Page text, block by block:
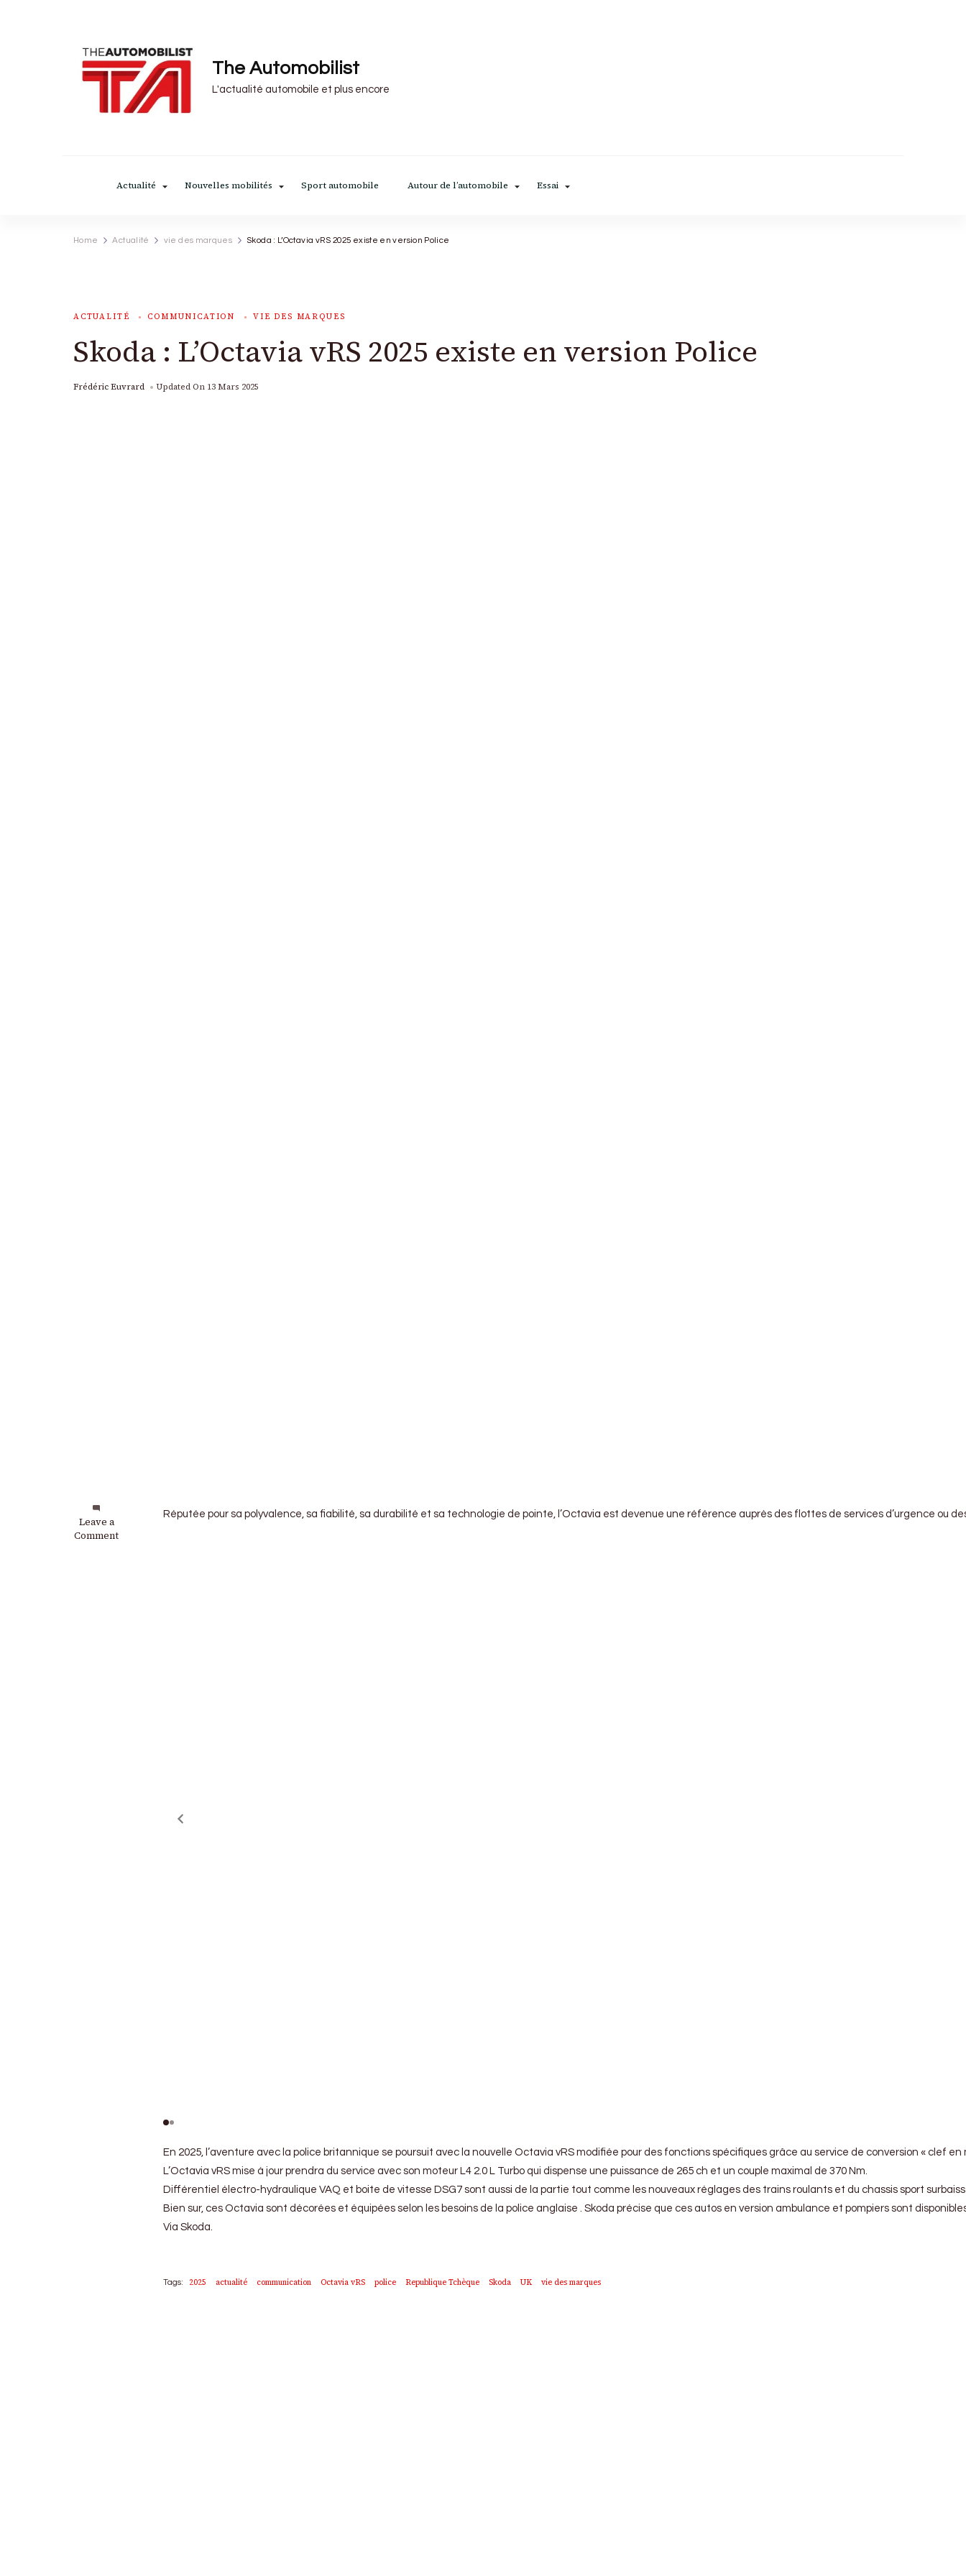
The Automobilist
L'actualité automobile et plus encore
Actualité Nouvelles mobilités Sport automobile Autour de l’automobile Essai
Home Actualité vie des marques Skoda : L’Octavia vRS 2025 existe en version Police
ACTUALITÉ COMMUNICATION VIE DES MARQUES
Skoda : L’Octavia vRS 2025 existe en version Police
Frédéric Euvrard Updated On 13 Mars 2025
Leave a
Comment
on
Skoda
Réputée pour sa polyvalence, sa fiabilité, sa durabilité et sa technologie de pointe, l’Octavia est devenue une référence auprès des flottes de services d’urgence
En 2025, l’aventure avec la police britannique se poursuit avec la nouvelle Octavia vRS modifiée pour des fonctions spécifiques grâce au service de conversion « clef
L’Octavia vRS mise à jour prendra du service avec son moteur L4 2.0 L Turbo qui dispense une puissance de 265 ch et un couple maximal de 370 Nm.
Différentiel électro-hydraulique VAQ et boite de vitesse DSG7 sont aussi de la partie tout comme les nouveaux réglages des trains roulants et du chassis sport
Bien sur, ces Octavia sont décorées et équipées selon les besoins de la police anglaise . Skoda précise que ces autos en version ambulance et pompiers sont
Via Skoda.
Tags: 2025 actualité communication Octavia vRS police Republique Tchèque Skoda UK vie des marques